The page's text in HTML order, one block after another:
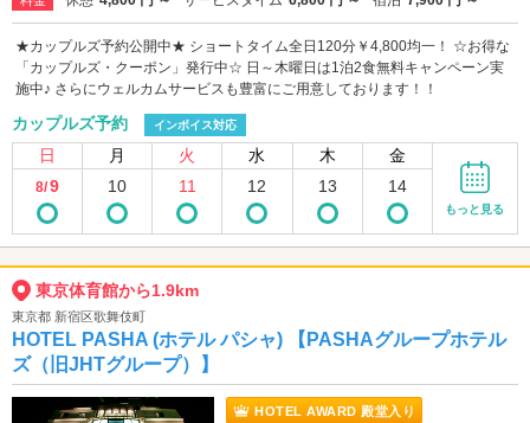
★カップルズ予約公開中★ ショートタイム全日120分￥4,800均一！ ☆お得な
「カップルズ・クーポン」発行中☆ 日～木曜日は1泊2食無料キャンペーン実
施中♪ さらにウェルカムサービスも豊富にご用意しております！！
カップルズ予約 インボイス対応
日 月 火 水 木 金
8/9 10 11 12 13 14
もっと見る
東京体育館から1.9km
東京都 新宿区歌舞伎町
HOTEL PASHA (ホテル パシャ) 【PASHAグループホテル
ズ（旧JHTグループ）】
HOTEL AWARD 殿堂入り